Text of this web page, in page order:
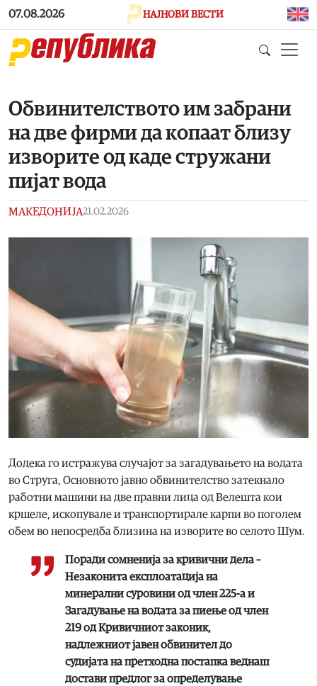
Skip to main content
07.08.2026 НАЈНОВИ ВЕСТИ
Обвинителството им забрани
на две фирми да копаат близу
изворите од каде стружани
пијат вода
МАКЕДОНИЈА21.02.2026
Додека го истражува случајот за загадувањето на водата
во Струга, Основното јавно обвинителство затекнало
работни машини на две правни лица од Велешта кои
кршеле, ископувале и транспортирале карпи во поголем
обем во непосредба близина на изворите во селото Шум.
Поради сомненија за кривични дела –
Незаконита експлоатација на
минерални суровини од член 225-а и
Загадување на водата за пиење од член
219 од Кривичниот законик,
надлежниот јавен обвинител до
судијата на претходна постапка веднаш
достави предлог за определување